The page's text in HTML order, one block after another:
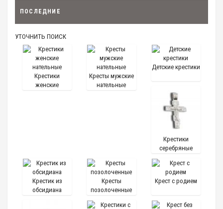
ПОСЛЕДНИЕ
УТОЧНИТЬ ПОИСК
Крестики
женские
Кресты мужские
нательные
Детские крестики
Крестики
серебряные
Крестик из
обсидиана
Кресты
позолоченные
Крест с родием